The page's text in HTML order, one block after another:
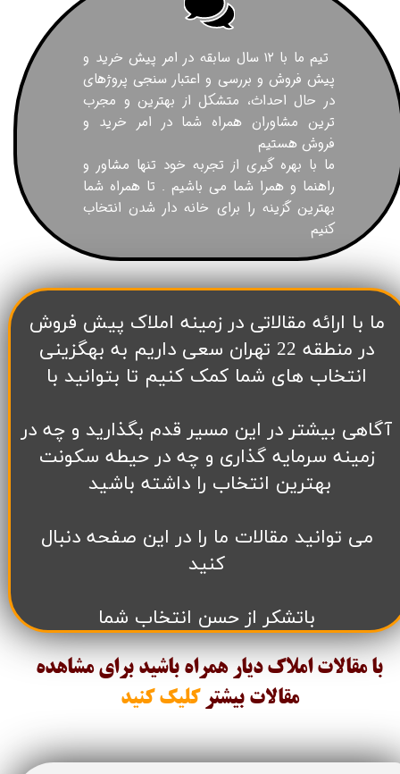
تیم ما با ۱۲ سال سابقه در امر پیش خرید و
پیش فروش و بررسی و اعتبار سنجی پروژهای
در حال احداث، متشکل از بهترین و مجرب
ترین مشاوران همراه شما در امر خرید و
فروش هستیم
ما با بهره گیری از تجربه خود تنها مشاور و
راهنما و همرا شما می باشیم . تا همراه شما
بهترین گزینه را برای خانه دار شدن انتخاب
کنیم
​ما با ارائه مقالاتی در زمینه املاک پیش فروش
در منطقه 22 تهران سعی داریم به بهگزینی
انتخاب های شما کمک کنیم تا بتوانید با
آگاهی بیشتر در این مسیر قدم بگذارید و چه در
زمینه سرمایه گذاری و چه در حیطه سکونت
بهترین انتخاب را داشته باشید
می توانید مقالات ما را در این صفحه دنبال
کنید
باتشکر از حسن انتخاب شما
با مقالات املاک دیار همراه باشید برای مشاهده
مقالات بیشتر کلیک کنید